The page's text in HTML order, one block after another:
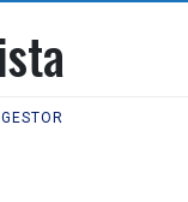
GESTOR